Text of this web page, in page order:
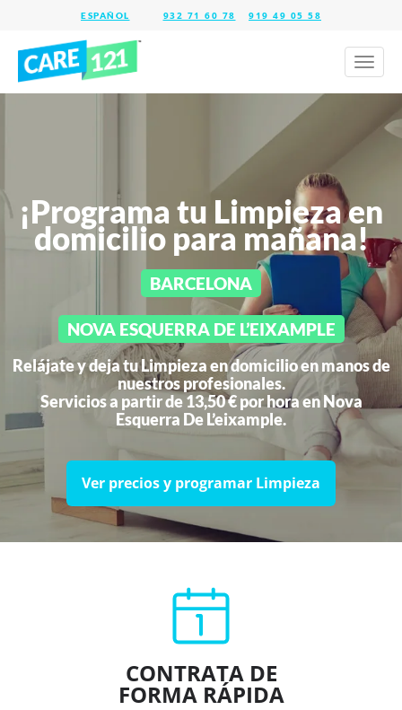
932 71 60 78 919 49 05 58
Toggle
¡Programa tu Limpieza en
domicilio para mañana!
BARCELONA
NOVA ESQUERRA DE L’EIXAMPLE
Relájate y deja tu Limpieza en domicilio en manos de
nuestros profesionales.
Servicios a partir de 13,50 € por hora enNova
Esquerra De L’eixample.
Ver precios y programar Limpieza
CONTRATA DE
FORMA RÁPIDA